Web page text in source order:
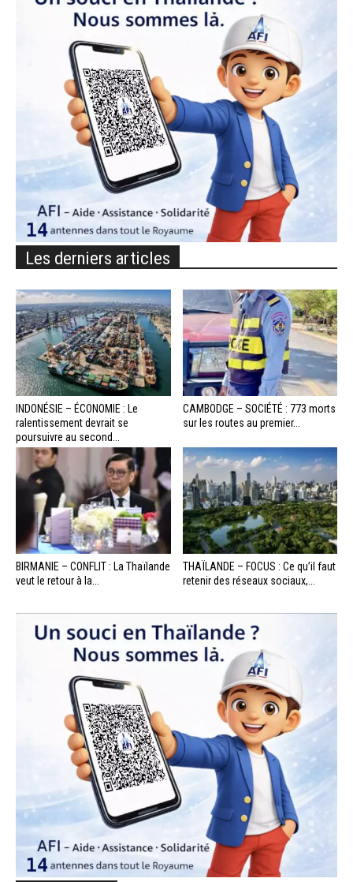
Les derniers articles
INDONÉSIE – ÉCONOMIE : Le
ralentissement devrait se
poursuivre au second...
CAMBODGE – SOCIÉTÉ : 773 morts
sur les routes au premier...
BIRMANIE – CONFLIT : La Thaïlande
veut le retour à la...
THAÏLANDE – FOCUS : Ce qu’il faut
retenir des réseaux sociaux,...